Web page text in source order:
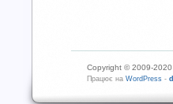
Copyright © 2009-
Працює на WordPress -